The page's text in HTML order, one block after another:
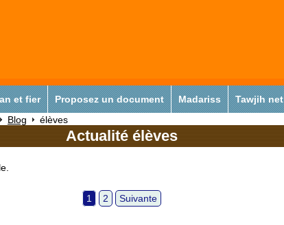
et fier Proposez un document Madariss Tawjih net
Blog élèves
Actualité élèves
1 2 Suivante